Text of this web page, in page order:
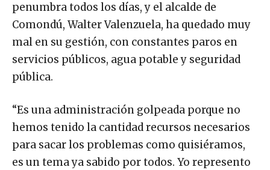
penumbra todos los días, y el alcalde de
Comondú, Walter Valenzuela, ha quedado muy
mal en su gestión, con constantes paros en
servicios públicos, agua potable y seguridad
pública.
“Es una administración golpeada porque no
hemos tenido la cantidad recursos necesarios
para sacar los problemas como quisiéramos,
es un tema ya sabido por todos. Yo represento